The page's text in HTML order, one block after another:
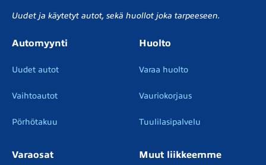
Uudet ja käytetyt autot, sekä huollot joka tarpeeseen.
Automyynti
Uudet autot
Vaihtoautot
Pörhötakuu
Huolto
Varaa huolto
Vauriokorjaus
Tuulilasipalvelu
Varaosat Muut liikkeemme